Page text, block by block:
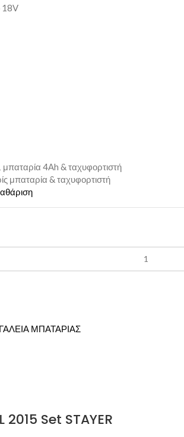
18V
μπαταρία 4Αh & ταχυφορτιστή
μπαταρία & ταχυφορτιστή
ΜΠΑΤΑΡΙΑΣ
Set STAYER